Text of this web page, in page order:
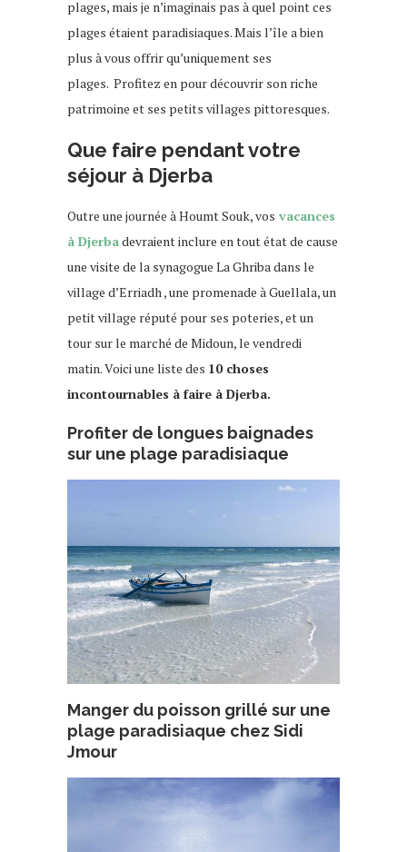
plages, mais je n’imaginais pas à quel point ces
plages étaient paradisiaques. Mais l’île a bien
plus à vous offrir qu’uniquement ses
plages. Profitez en pour découvrir son riche
patrimoine et ses petits villages pittoresques.
Que faire pendant votre
séjour à Djerba
Outre une journée à Houmt Souk, vos vacances
à Djerbadevraient inclure en tout état de cause
une visite de la synagogue La Ghriba dans le
village d’Erriadh , une promenade à Guellala, un
petit village réputé pour ses poteries, et un
tour sur le marché de Midoun, le vendredi
matin.Voici une liste des 10 choses
incontournables à faire à Djerba.
Profiter de longues baignades
sur une plage paradisiaque
Manger du poisson grillé sur une
plage paradisiaque chez Sidi
Jmour